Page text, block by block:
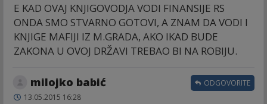
E KAD OVAJ KNJIGOVODJA VODI FINANSIJE RS
ONDA SMO STVARNO GOTOVI, A ZNAM DA VODI I
KNJIGE MAFIJI IZ M.GRADA, AKO IKAD BUDE
ZAKONA U OVOJ DRŽAVI TREBAO BI NA ROBIJU.
milojko babić
13.05.2015 16:28
ODGOVORITE